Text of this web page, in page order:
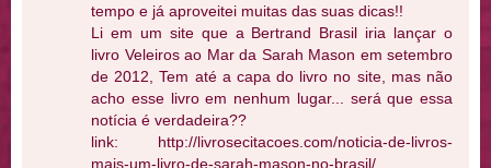
tempo e já aproveitei muitas das suas dicas!!
Li em um site que a Bertrand Brasil iria lançar o
livro Veleiros ao Mar da Sarah Mason em setembro
de 2012, Tem até a capa do livro no site, mas não
acho esse livro em nenhum lugar... será que essa
notícia é verdadeira??
link: http://livrosecitacoes.com/noticia-de-livros-
mais-um-livro-de-sarah-mason-no-brasil/